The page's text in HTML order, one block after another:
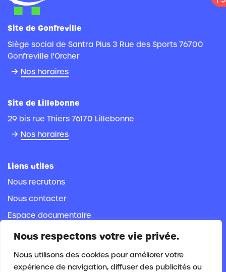
Nous respectons votre vie privée.
Nous utilisons des cookies pour améliorer votre
expérience de navigation, diffuser des publicités ou
Site de Gonfreville
Siège social de Santra Plus 3 Rue des Sports 76700
Gonfreville l'Orcher
Nos horaires
Site de Lillebonne
29 bis rue Thiers 76170 Lillebonne
Nos horaires
Liens utiles
Nous recrutons
Nous contacter
Espace documentaire
Espace adhérent